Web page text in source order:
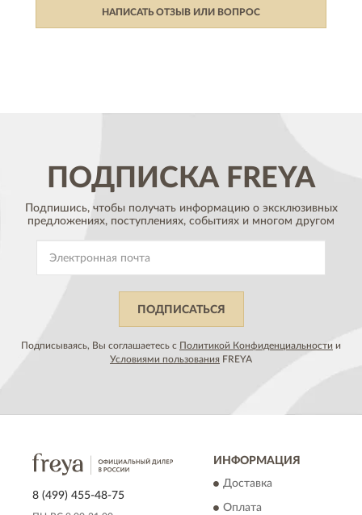
НАПИСАТЬ ОТЗЫВ ИЛИ ВОПРОС
ПОДПИСКА FREYA
Подпишись, чтобы получать информацию о эксклюзивных
предложениях, поступлениях, событиях и многом другом
ПОДПИСАТЬСЯ
Подписываясь, Вы соглашаетесь с Политикой Конфиденциальности и
Условиями пользования FREYA
8 (499) 455-48-75
ИНФОРМАЦИЯ
Доставка
Оплата